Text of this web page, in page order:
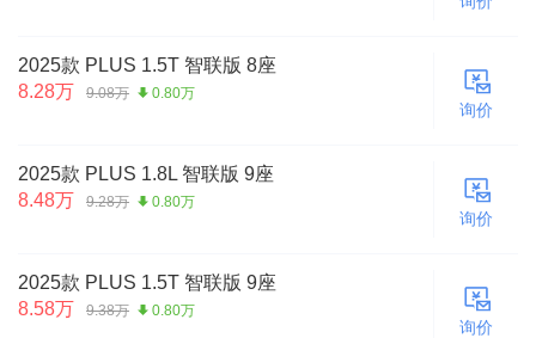
2025款 PLUS 1.5T 智联版 8座
8.28万
9.08万 0.80万
询价
2025款 PLUS 1.8L 智联版 9座
8.48万
9.28万 0.80万
询价
2025款 PLUS 1.5T 智联版 9座
8.58万
9.38万 0.80万
询价